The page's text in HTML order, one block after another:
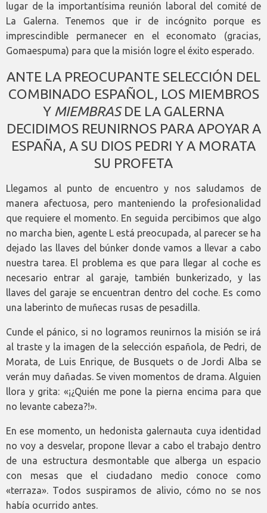
lugar de la importantísima reunión laboral del comité de
La Galerna. Tenemos que ir de incógnito porque es
imprescindible permanecer en el economato (gracias,
Gomaespuma) para que la misión logre el éxito esperado.
ANTE LA PREOCUPANTE SELECCIÓN DEL
COMBINADO ESPAÑOL, LOS MIEMBROS
Y MIEMBRAS DE LA GALERNA
DECIDIMOS REUNIRNOS PARA APOYAR A
ESPAÑA, A SU DIOS PEDRI Y A MORATA
SU PROFETA
Llegamos al punto de encuentro y nos saludamos de
manera afectuosa, pero manteniendo la profesionalidad
que requiere el momento. En seguida percibimos que algo
no marcha bien, agente L está preocupada, al parecer se ha
dejado las llaves del búnker donde vamos a llevar a cabo
nuestra tarea. El problema es que para llegar al coche es
necesario entrar al garaje, también bunkerizado, y las
llaves del garaje se encuentran dentro del coche. Es como
una laberinto de muñecas rusas de pesadilla.
Cunde el pánico, si no logramos reunirnos la misión se irá
al traste y la imagen de la selección española, de Pedri, de
Morata, de Luis Enrique, de Busquets o de Jordi Alba se
verán muy dañadas. Se viven momentos de drama. Alguien
llora y grita: «¡¿Quién me pone la pierna encima para que
no levante cabeza?!».
En ese momento, un hedonista galernauta cuya identidad
no voy a desvelar, propone llevar a cabo el trabajo dentro
de una estructura desmontable que alberga un espacio
con mesas que el ciudadano medio conoce como
«terraza». Todos suspiramos de alivio, cómo no se nos
había ocurrido antes.